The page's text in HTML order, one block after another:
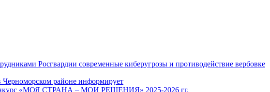
Росгвардии современные киберугрозы и противодействие вербовке
Черноморском районе информирует
«МОЯ СТРАНА – МОИ РЕШЕНИЯ» 2025-2026 гг.